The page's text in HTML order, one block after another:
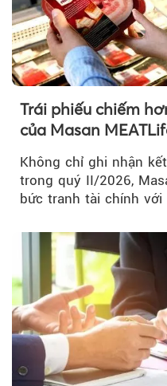
Trái phiếu chiếm
của Masan
Không chỉ ghi nhận
trong quý II/2026,
bức tranh tài chính